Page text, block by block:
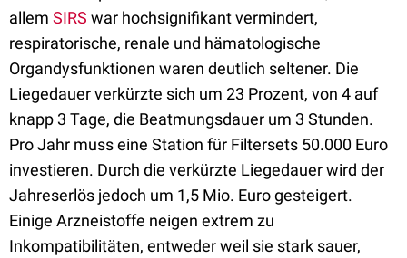
allem SIRS war hochsignifikant vermindert,
respiratorische, renale und hämatologische
Organdysfunktionen waren deutlich seltener. Die
Liegedauer verkürzte sich um 23 Prozent, von 4 auf
knapp 3 Tage, die Beatmungsdauer um 3 Stunden.
Pro Jahr muss eine Station für Filtersets 50.000 Euro
investieren. Durch die verkürzte Liegedauer wird der
Jahreserlös jedoch um 1,5 Mio. Euro gesteigert.
Einige Arzneistoffe neigen extrem zu
Inkompatibilitäten, entweder weil sie stark sauer,